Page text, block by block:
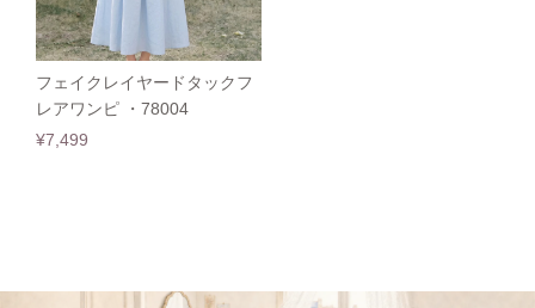
フェイクレイヤードタックフ
レアワンピ ・78004
¥7,499